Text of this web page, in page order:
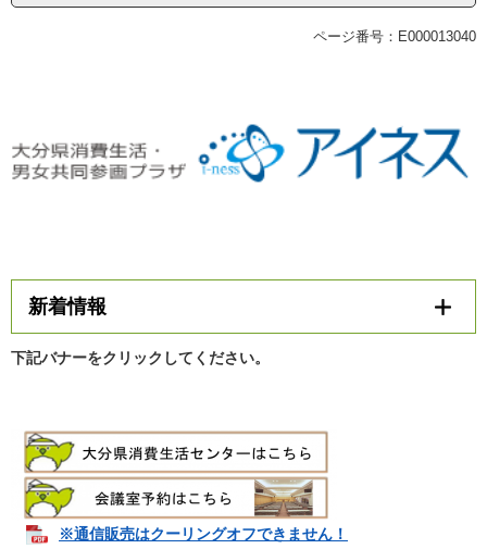
ページ番号：E000013040
新着情報
下記バナーをクリックしてください。
※通信販売はクーリングオフできません！